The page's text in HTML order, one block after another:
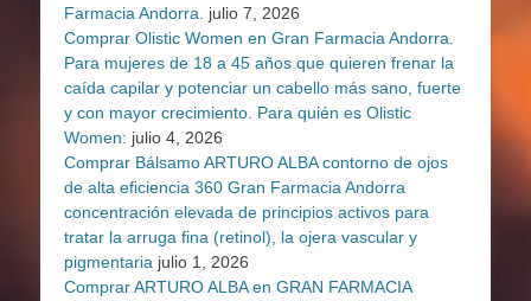
Farmacia Andorra.
julio 7, 2026
Comprar Olistic Women en Gran Farmacia Andorra.
Para mujeres de 18 a 45 años que quieren frenar la
caída capilar y potenciar un cabello más sano, fuerte
y con mayor crecimiento. Para quién es Olistic
Women: julio 4, 2026
Comprar Bálsamo ARTURO ALBA contorno de ojos
de alta eficiencia 360 Gran Farmacia Andorra
concentración elevada de principios activos para
tratar la arruga fina (retinol), la ojera vascular y
pigmentaria julio 1, 2026
Comprar ARTURO ALBA en GRAN FARMACIA